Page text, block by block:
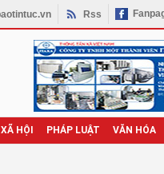
Rss
XÃ HỘI PHÁP LUẬT VĂN HÓA